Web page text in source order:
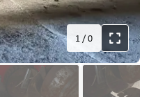
1/0